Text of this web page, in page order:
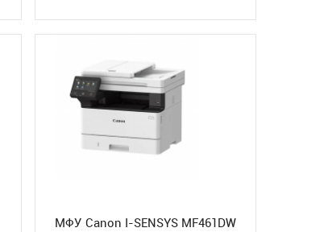
МФУ Canon I-SENSYS MF461DW